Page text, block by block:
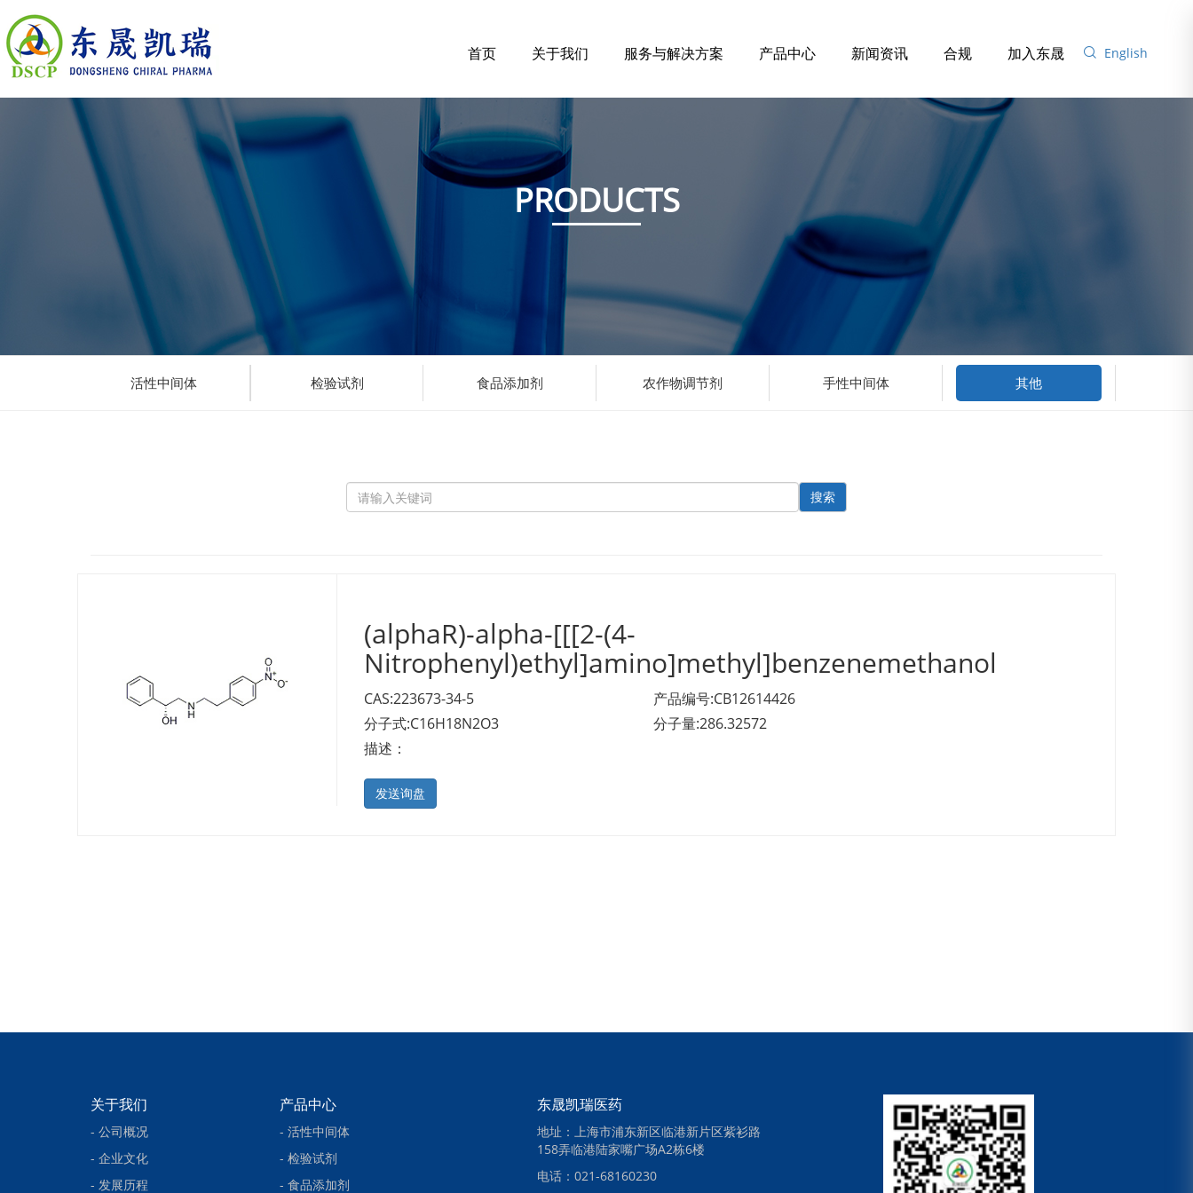
English
首页 关于我们 服务与解决方案 产品中心 新闻资讯 合规 加入东晟
PRODUCTS
活性中间体 检验试剂 食品添加剂 农作物调节剂 手性中间体 其他
搜索
(alphaR)-alpha-[[[2-(4-
Nitrophenyl)ethyl]amino]methyl]benzenemethanol
CAS:223673-34-5
产品编号:CB12614426
分子式:C16H18N2O3
分子量:286.32572
描述：
发送询盘
关于我们
- 公司概况
- 企业文化
- 发展历程
产品中心
- 活性中间体
- 检验试剂
- 食品添加剂
东晟凯瑞医药
地址：上海市浦东新区临港新片区紫衫路
158弄临港陆家嘴广场A2栋6楼
电话：021-68160230